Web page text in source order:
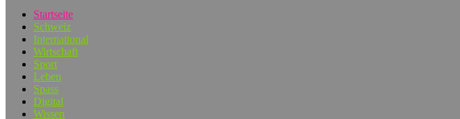
Startseite
Schweiz
International
Wirtschaft
Sport
Leben
Spass
Digital
Wissen